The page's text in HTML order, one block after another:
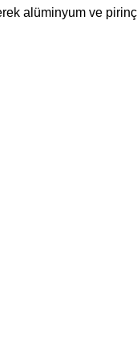
alüminyum ve pirinç